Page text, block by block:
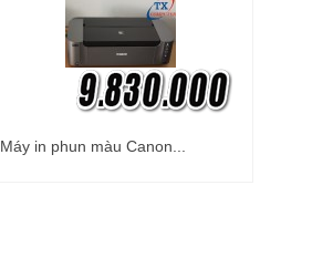
Máy in phun màu Canon...